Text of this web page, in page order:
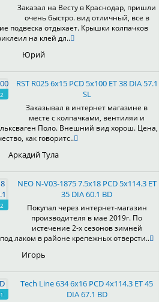
Заказал на Весту в Краснодар, пришли
очень быстро. вид отличный, все в
подвеска отдыхает. Крышки колпачков
на клей дл..
Юрий
RST R025 6x15 PCD 5x100 ET 38 DIA 57.1
SL
Заказывал в интернет магазине в
месте с колпачками, вентиляи и
Поло. Внешний вид хорош. Цена,
как говоритс..
Аркадий Тула
NEO N-V03-1875 7.5x18 PCD 5x114.3 ET
35 DIA 60.1 BD
Покупал через интернет-магазин
производителя в мае 2019г. По
истечение 2-х сезонов зимней
лаком в районе крепежных отверсти..
Игорь
Tech Line 634 6x16 PCD 4x114.3 ET 45
DIA 67.1 BD